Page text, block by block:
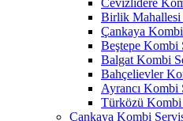
Cevizlidere
Birlik
Çankaya
Beştepe Kombi
Balgat Kombi
Bahçelievler
Ayrancı Kombi
Türközü Kombi
Çankaya Kombi